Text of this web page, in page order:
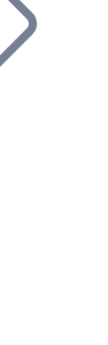
y permite que